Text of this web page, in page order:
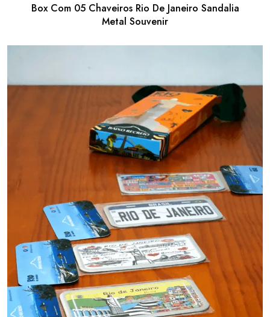
Box Com 05 Chaveiros Rio De Janeiro Sandalia
Metal Souvenir